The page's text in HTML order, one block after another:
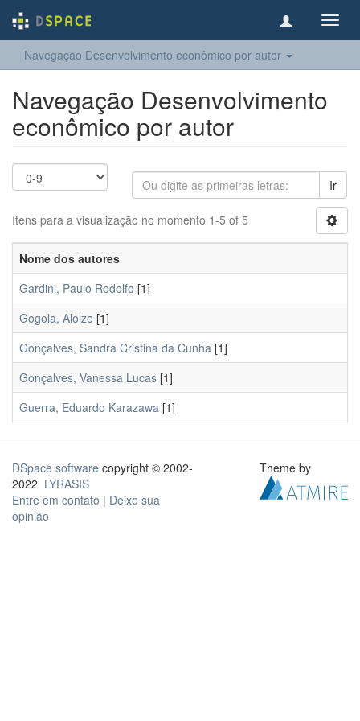
Navegação Desenvolvimento econômico por autor
Navegação Desenvolvimento
econômico por autor
Ir
Itens para a visualização no momento 1-5 of 5
Nome dos autores
Gardini, Paulo Rodolfo [1]
Gogola, Aloize [1]
Gonçalves, Sandra Cristina da Cunha [1]
Gonçalves, Vanessa Lucas [1]
Guerra, Eduardo Karazawa [1]
DSpace software copyright © 2002-
2022 LYRASIS
Entre em contato | Deixe sua
opinião
Theme by